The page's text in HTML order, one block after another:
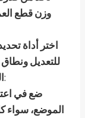
وزن قطع
اختر أداة
للتعديل
آلية التحكم:
ضع في
الموضع، سواء